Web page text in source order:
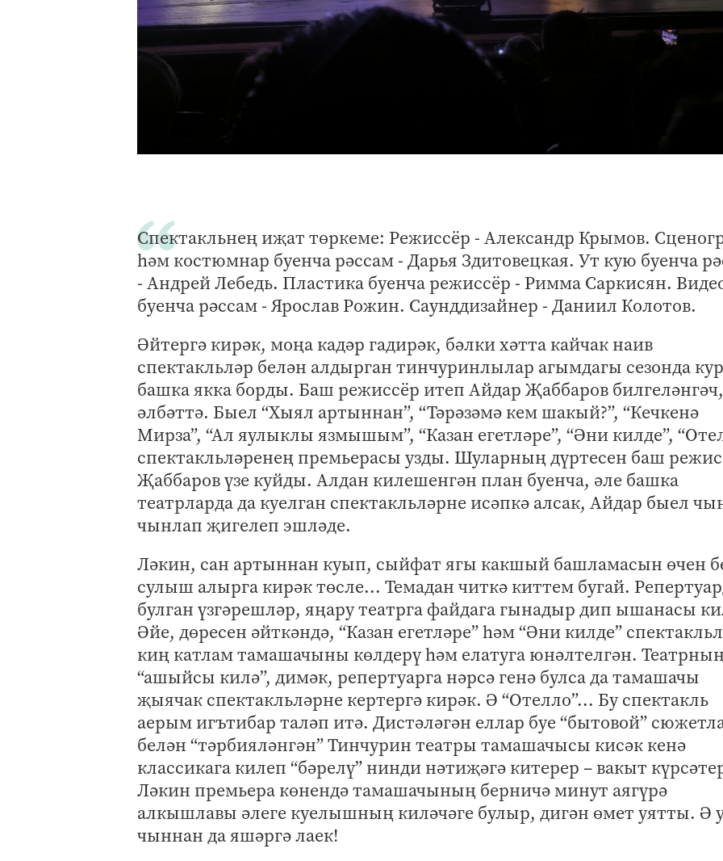
Спектакльнең иҗат төркеме: Режиссёр - Александр Крымов.
һәм костюмнар буенча рәссам - Дарья Здитовецкая. Ут кую буенча
- Андрей Лебедь. Пластика буенча режиссёр - Римма Саркисян.
буенча рәссам - Ярослав Рожин. Саунддизайнер - Даниил Колотов.
Әйтергә кирәк, моңа кадәр гадирәк, бәлки хәтта кайчак наив
спектакльләр белән алдырган тинчуринлылар агымдагы сезонда
башка якка борды. Баш режиссёр итеп Айдар Җаббаров билгеләнгәч,
әлбәттә. Быел “Хыял артыннан”, “Тәрәзәмә кем шакый?”, “Кечкенә
Мирза”, “Ал яулыклы язмышым”, “Казан егетләре”, “Әни килде”,
спектакльләренең премьерасы узды. Шуларның дүртесен баш
Җаббаров үзе куйды. Алдан килешенгән план буенча, әле башка
театрларда да куелган спектакльләрне исәпкә алсак, Айдар быел
чынлап җигелеп эшләде.
Ләкин, сан артыннан куып, сыйфат ягы какшый башламасын өчен
сулыш алырга кирәк төсле... Темадан читкә киттем бугай.
булган үзгәрешләр, яңару театрга файдага гынадыр дип ышанасы
Әйе, дөресен әйткәндә, “Казан егетләре” һәм “Әни килде”
киң катлам тамашачыны көлдерү һәм елатуга юнәлтелгән.
“ашыйсы килә”, димәк, репертуарга нәрсә генә булса да тамашачы
җыячак спектакльләрне кертергә кирәк. Ә “Отелло”... Бу спектакль
аерым игътибар таләп итә. Дистәләгән еллар буе “бытовой”
белән “тәрбияләнгән” Тинчурин театры тамашачысы кисәк кенә
классикага килеп “бәрелү” нинди нәтиҗәгә китерер – вакыт
Ләкин премьера көнендә тамашачының берничә минут аягүрә
алкышлавы әлеге куелышның киләчәге булыр, дигән өмет уятты. Ә
чыннан да яшәргә лаек!